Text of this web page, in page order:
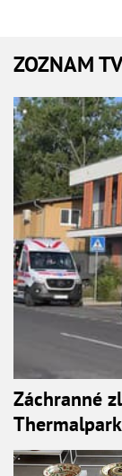
ZOZNAM TV
Záchranné